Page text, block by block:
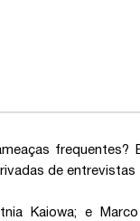
frequentes?
de entrevistas
Kaiowa; e